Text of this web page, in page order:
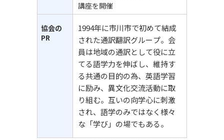
講座を開催
協会の
PR
1994年に市川市で初めて結成
された通訳翻訳グループ。会
員は地域の通訳として役に立
てる語学力を伸ばし、維持す
る共通の目的の為、英語学習
に励み、異文化交流活動に取
り組む。互いの向学心に刺激
され、語学のみではなく様々
な「学び」の場でもある。